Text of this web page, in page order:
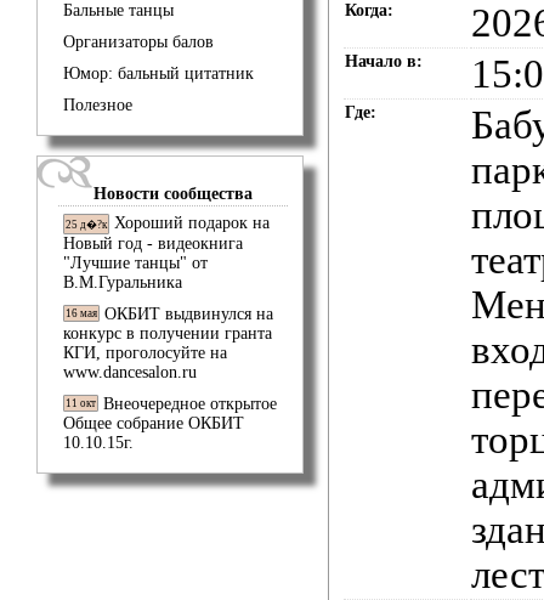
Бальные танцы
Организаторы балов
Юмор: бальный цитатник
Полезное
Новости сообщества
25 д�?к Хороший подарок на
Новый год - видеокнига
"Лучшие танцы" от
В.М.Гуральника
16 мая ОКБИТ выдвинулся на
конкурс в получении гранта
КГИ, проголосуйте на
www.dancesalon.ru
11 окт Внеочередное открытое
Общее собрание ОКБИТ
10.10.15г.
Когда:
Начало в:
Где: